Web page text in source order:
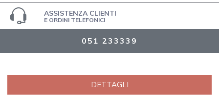
ASSISTENZA CLIENTI
E ORDINI TELEFONICI
051 233339
DETTAGLI